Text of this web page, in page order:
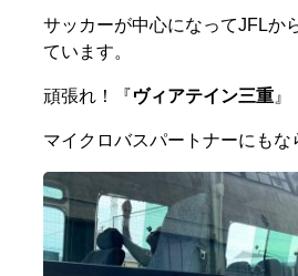
サッカーが中心になってJFLか
ています。
頑張れ！『ヴィアテイン三重』
マイクロバスパートナーにもな